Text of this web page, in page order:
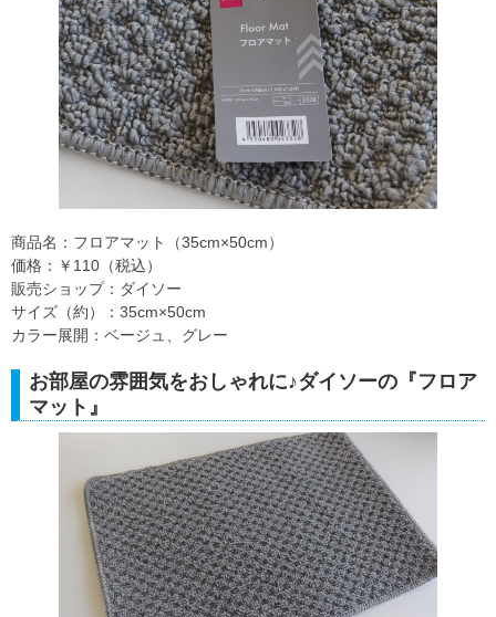
商品名：フロアマット（35cm×50cm）
価格：￥110（税込）
販売ショップ：ダイソー
サイズ（約）：35cm×50cm
カラー展開：ベージュ、グレー
お部屋の雰囲気をおしゃれに♪ダイソーの『フロア
マット』